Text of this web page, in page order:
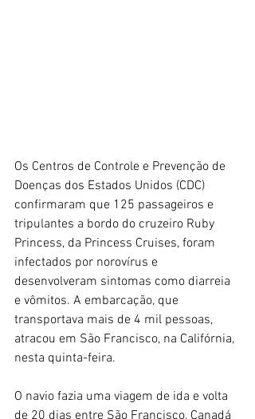
Os Centros de Controle e Prevenção de
Doenças dos Estados Unidos (CDC)
confirmaram que 125 passageiros e
tripulantes a bordo do cruzeiro Ruby
Princess, da Princess Cruises, foram
infectados por norovírus e
desenvolveram sintomas como diarreia
e vômitos. A embarcação, que
transportava mais de 4 mil pessoas,
atracou em São Francisco, na Califórnia,
nesta quinta-feira.
O navio fazia uma viagem de ida e volta
de 20 dias entre São Francisco, Canadá